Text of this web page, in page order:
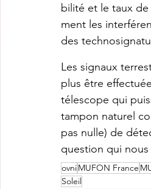
bi­lité et le taux
ment les
des
Les signaux
plus être
té­les­cope qui
tampon natu­rel
pas nulle) de
ques­tion qui
ovniMUFON France
Soleil